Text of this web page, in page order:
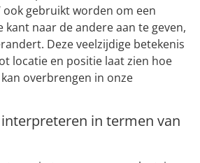
ook gebruikt worden om een
kant naar de andere aan te geven,
Deze veelzijdige betekenis
locatie en positie laat zien hoe
overbrengen in onze
interpreteren in termen van